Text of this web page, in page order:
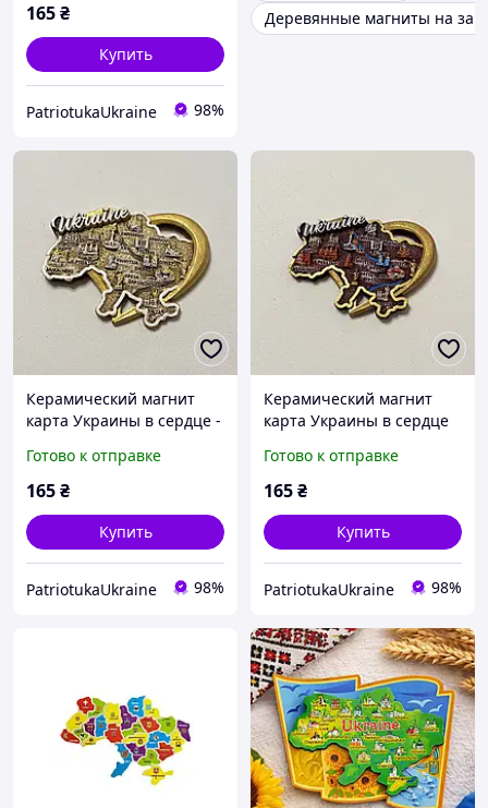
165₴
Купить
PatriotukaUkraine 98%
Деревянные магниты на
Керамический магнит
карта Украины в сердце -
сепия, сувенир, подарок
Готово к отправке
165₴
Купить
PatriotukaUkraine 98%
Керамический магнит
карта Украины в сердце
цвета, сувенир, подарок
Готово к отправке
165₴
Купить
PatriotukaUkraine 98%